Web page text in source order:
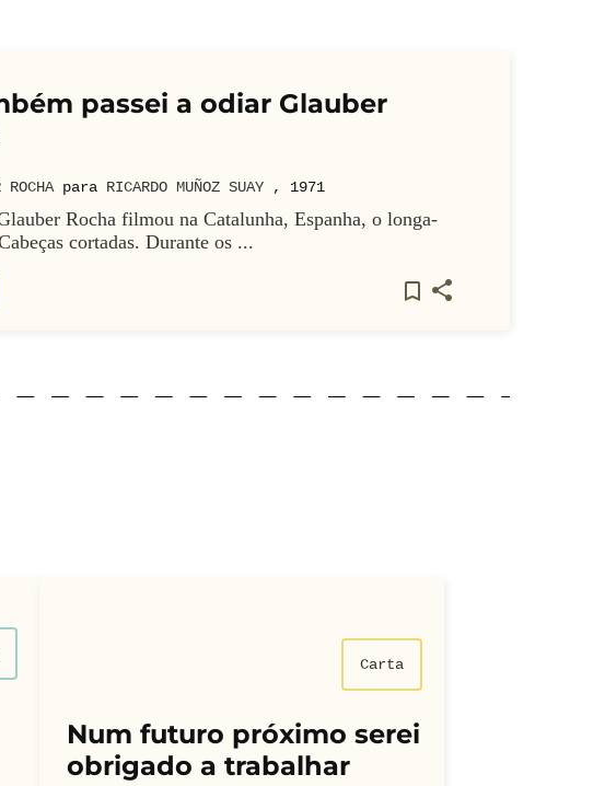
passei a odiar Glauber
ROCHA para RICARDO MUÑOZ SUAY , 1971
Rocha filmou na Catalunha, Espanha, o longa-
cortadas. Durante os ...
Carta
Num futuro próximo serei
obrigado a trabalhar